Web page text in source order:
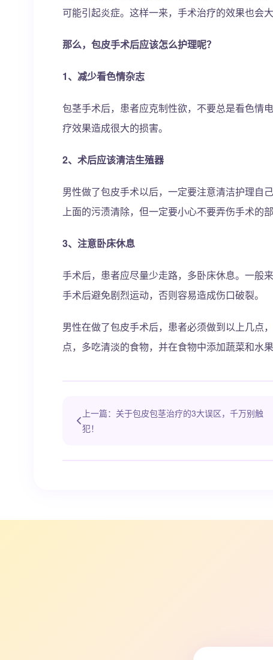
可能引起炎症。这样一来，手术治疗的效果也会大
那么，包皮手术后应该怎么护理呢？
1、减少看色情杂志
包茎手术后，患者应克制性欲，不要总是看色情
疗效果造成很大的损害。
2、术后应该清洁生殖器
男性做了包皮手术以后，一定要注意清洁护理自
上面的污渍清除，但一定要小心不要弄伤手术的部
3、注意卧床休息
手术后，患者应尽量少走路，多卧床休息。一般
手术后避免剧烈运动，否则容易造成伤口破裂。
男性在做了包皮手术后，患者必须做到以上几点
点，多吃清淡的食物，并在食物中添加蔬菜和水
上一篇：关于包皮包茎治疗的3大误区，千万别触
犯！